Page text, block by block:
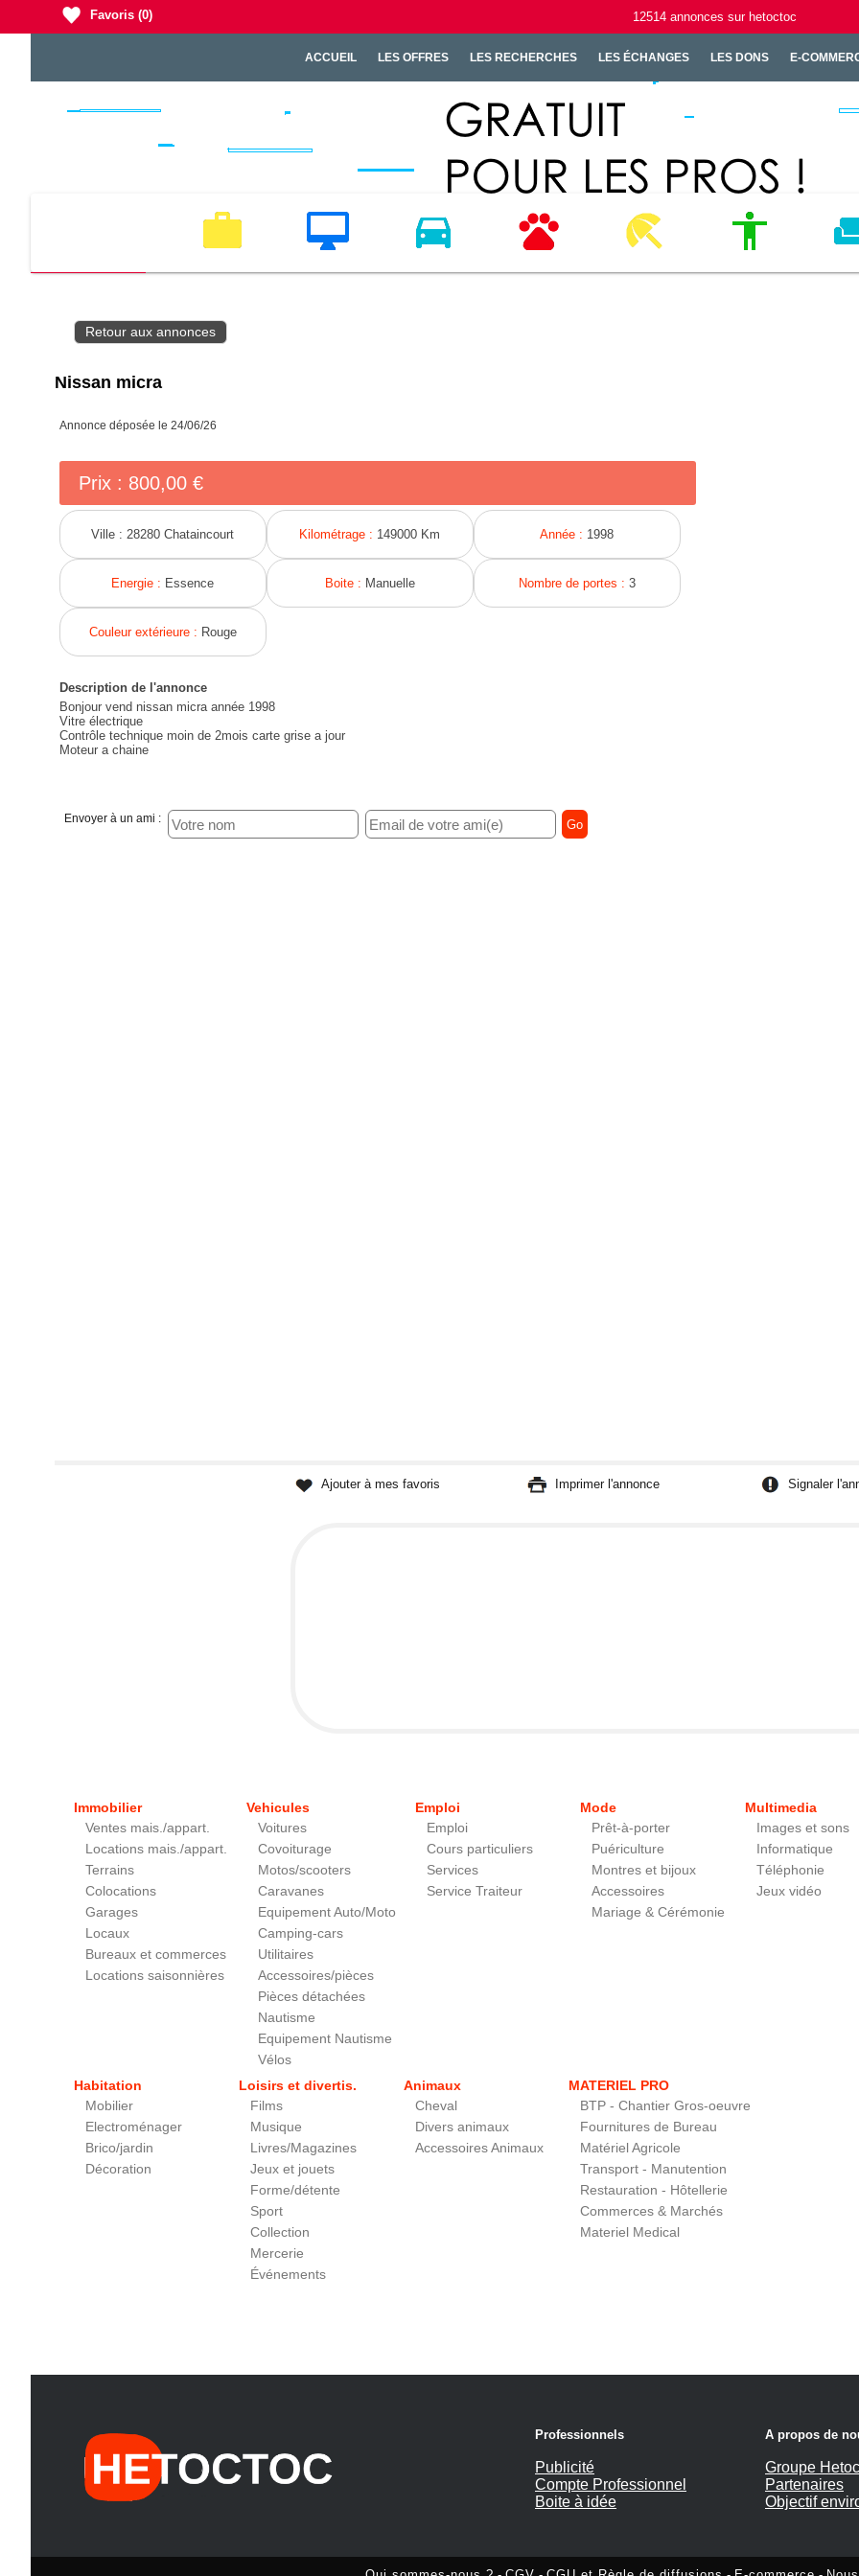
12514 annonces sur hetoctoc
Favoris (0)
ACCUEIL LES OFFRES LES RECHERCHES LES ÉCHANGES LES DONS E-
EMPLOI MULTIMEDIA VEHICULES ANIMAUX LOISIRS MODE
Retour aux annonces
Nissan micra
Annonce déposée le 24/06/26
Prix : 800,00 €
Ville :28280 Chataincourt Kilométrage : 149000 Km Année : 1998
Energie : Essence Boite : Manuelle Nombre de portes : 3
Couleur extérieure : Rouge
Description de l'annonce
Bonjour vend nissan micra année 1998
Vitre électrique
Contrôle technique moin de 2mois carte grise a jour
Moteur a chaine
Envoyer à un ami :
Ajouter à mes favoris Imprimer l'annonce Signaler
Immobilier
Ventes mais./appart.
Locations mais./appart.
Terrains
Colocations
Garages
Locaux
Bureaux et commerces
Locations saisonnières
Vehicules
Voitures
Covoiturage
Motos/scooters
Caravanes
Equipement Auto/Moto
Camping-cars
Utilitaires
Accessoires/pièces
Pièces détachées
Nautisme
Equipement Nautisme
Vélos
Emploi
Emploi
Cours particuliers
Services
Service Traiteur
Mode
Prêt-à-porter
Puériculture
Montres et bijoux
Accessoires
Mariage & Cérémonie
Multimedia
Images et sons
Informatique
Téléphonie
Jeux vidéo
Habitation
Mobilier
Electroménager
Brico/jardin
Décoration
Loisirs et divertis.
Films
Musique
Livres/Magazines
Jeux et jouets
Forme/détente
Sport
Collection
Mercerie
Événements
Animaux
Cheval
Divers animaux
Accessoires Animaux
MATERIEL PRO
BTP - Chantier Gros-oeuvre
Fournitures de Bureau
Matériel Agricole
Transport - Manutention
Restauration - Hôtellerie
Commerces & Marchés
Materiel Medical
Professionnels
Publicité
Compte Professionnel
Boite à idée
A propos de
Groupe
Partenaires
Objectif